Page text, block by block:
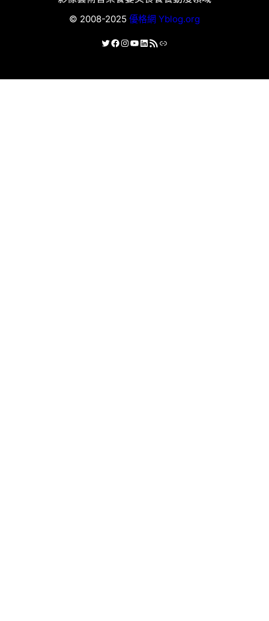
© 2008-2025 優格網 Yblog.org
X Facebook
Instagram
YouTube
LinkedIn
RSS 資訊提供連結